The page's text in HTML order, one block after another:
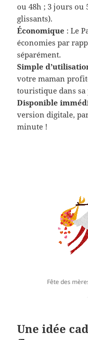
ou 48h ; 3 jours ou
glissants).
Économique : Le
économies par
séparément.
Simple
votre maman
touristique dans sa
Disponible
version digitale,
minute !
Fête des
Une idée